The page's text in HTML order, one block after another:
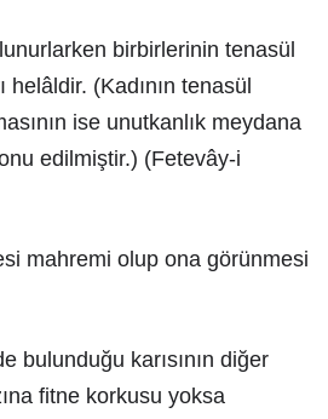
birbirlerinin tenasül
helâldir. (Kadının tenasül
ise unutkanlık meydana
edilmiştir.) (Fetevây-i
mahremi olup ona görünmesi
bulunduğu karısının diğer
fitne korkusu yoksa